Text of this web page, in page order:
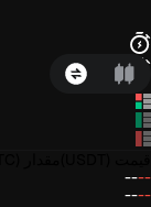
--
--
--
--